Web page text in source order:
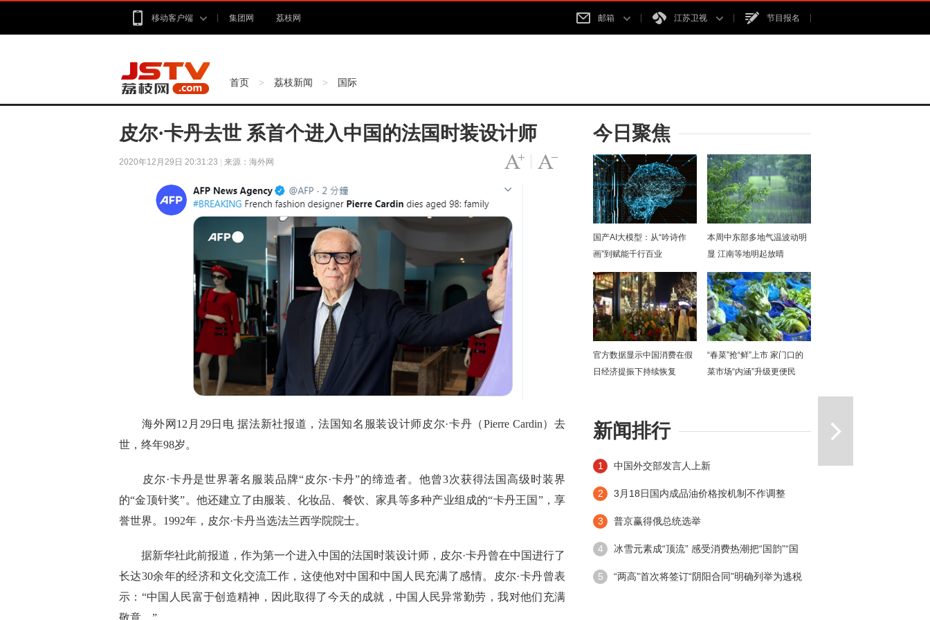
移动客户端 集团网 荔枝网 邮箱 江苏卫视 节目报名
首页 > 荔枝新闻 > 国际
皮尔·卡丹去世 系首个进入中国的法国时装设计师
2020年12月29日 20:31:23 来源：海外网 字号变小
海外网12月29日电 据法新社报道，法国知名服装设计师皮尔·卡丹（Pierre Cardin）去
世，终年98岁。
皮尔·卡丹是世界著名服装品牌“皮尔·卡丹”的缔造者。他曾3次获得法国高级时装界
的“金顶针奖”。他还建立了由服装、化妆品、餐饮、家具等多种产业组成的“卡丹王国”，享
誉世界。1992年，皮尔·卡丹当选法兰西学院院士。
据新华社此前报道，作为第一个进入中国的法国时装设计师，皮尔·卡丹曾在中国进行了
长达30余年的经济和文化交流工作，这使他对中国和中国人民充满了感情。皮尔·卡丹曾表
示：“中国人民富于创造精神，因此取得了今天的成就，中国人民异常勤劳，我对他们充满
敬意。”
今日聚焦
国产AI大模型：从“吟诗作
画”到赋能千行百业
本周中东部多地气温波动明
显 江南等地明起放晴
官方数据显示中国消费在假
日经济提振下持续恢复
“春菜”抢“鲜”上市 家门口的
菜市场“内涵”升级更便民
新闻排行
1 中国外交部发言人上新
2 3月18日国内成品油价格按机制不作调整
3 普京赢得俄总统选举
4 冰雪元素成“顶流” 感受消费热潮把“国韵”“国
潮”带回家
5 “两高”首次将签订“阴阳合同”明确列举为逃税